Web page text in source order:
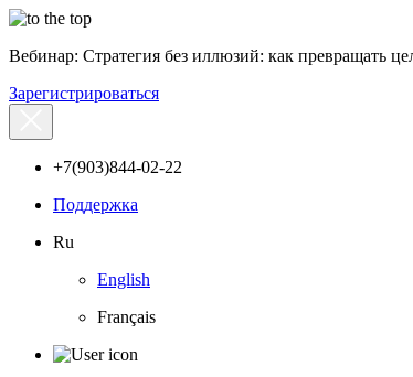
Вебинар: Стратегия без иллюзий: как превращать
Зарегистрироваться
+7(903)844-02-22
Поддержка
Ru
English
Français